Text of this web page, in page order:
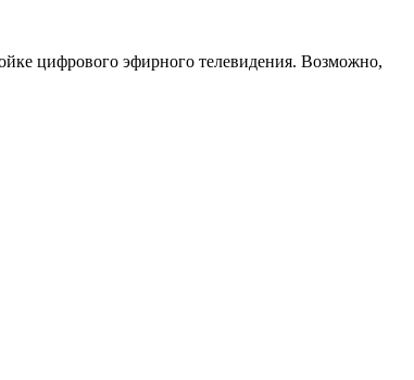
цифрового эфирного телевидения. Возможно,